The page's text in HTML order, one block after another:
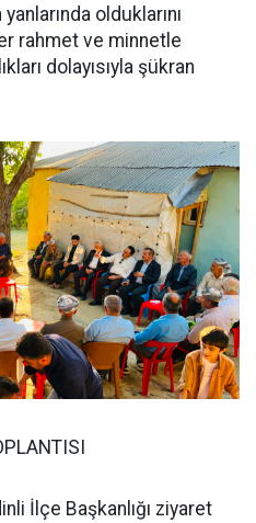
olduklarını
rahmet ve minnetle
dolayısıyla şükran
İlçe Başkanlığı ziyaret